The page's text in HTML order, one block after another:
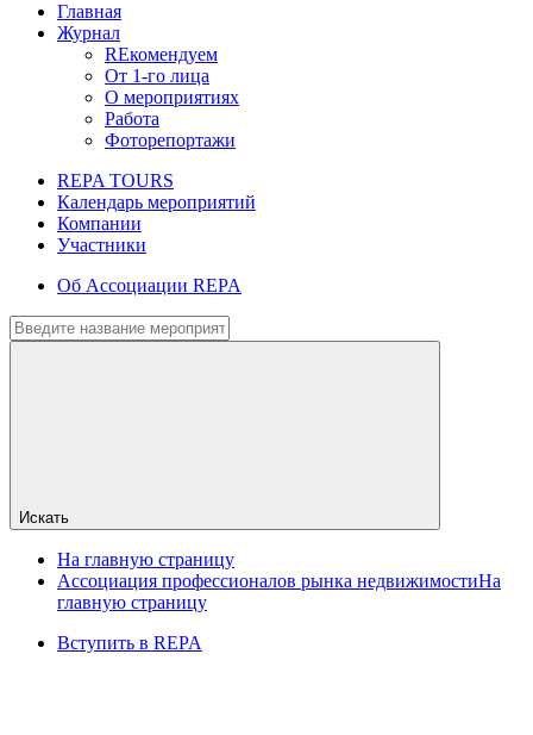
Главная
Журнал
REкомендуем
От 1-го лица
О мероприятиях
Работа
Фоторепортажи
REPA TOURS
Календарь мероприятий
Компании
Участники
Об Ассоциации REPA
Искать
На главную страницу
Ассоциация профессионалов рынка недвижимостиНа
главную страницу
Вступить в REPA